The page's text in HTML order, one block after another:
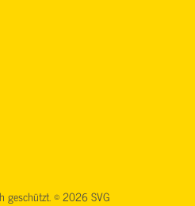
geschützt. © 2026 SVG